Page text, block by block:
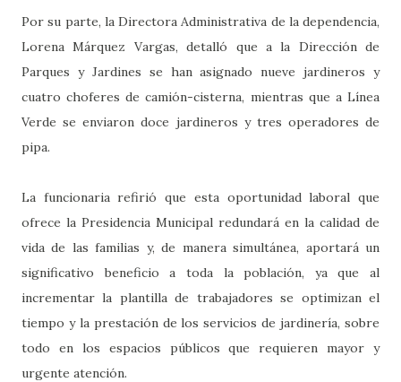
Por su parte, la Directora Administrativa de la dependencia,
Lorena Márquez Vargas, detalló que a la Dirección de
Parques y Jardines se han asignado nueve jardineros y
cuatro choferes de camión-cisterna, mientras que a Línea
Verde se enviaron doce jardineros y tres operadores de
pipa.
La funcionaria refirió que esta oportunidad laboral que
ofrece la Presidencia Municipal redundará en la calidad de
vida de las familias y, de manera simultánea, aportará un
significativo beneficio a toda la población, ya que al
incrementar la plantilla de trabajadores se optimizan el
tiempo y la prestación de los servicios de jardinería, sobre
todo en los espacios públicos que requieren mayor y
urgente atención.